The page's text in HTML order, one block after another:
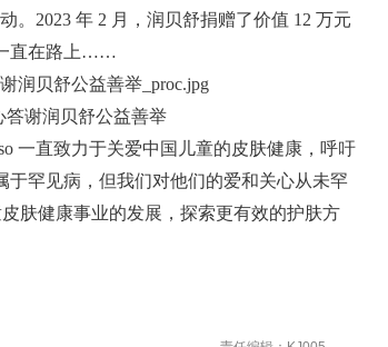
2023 年 2 月，润贝舒捐赠了价值 12 万元
直在路上……
答谢润贝舒公益善举
一直致力于关爱中国儿童的皮肤健康，呼吁
罕见病，但我们对他们的爱和关心从未罕
肤健康事业的发展，探索更有效的护肤方